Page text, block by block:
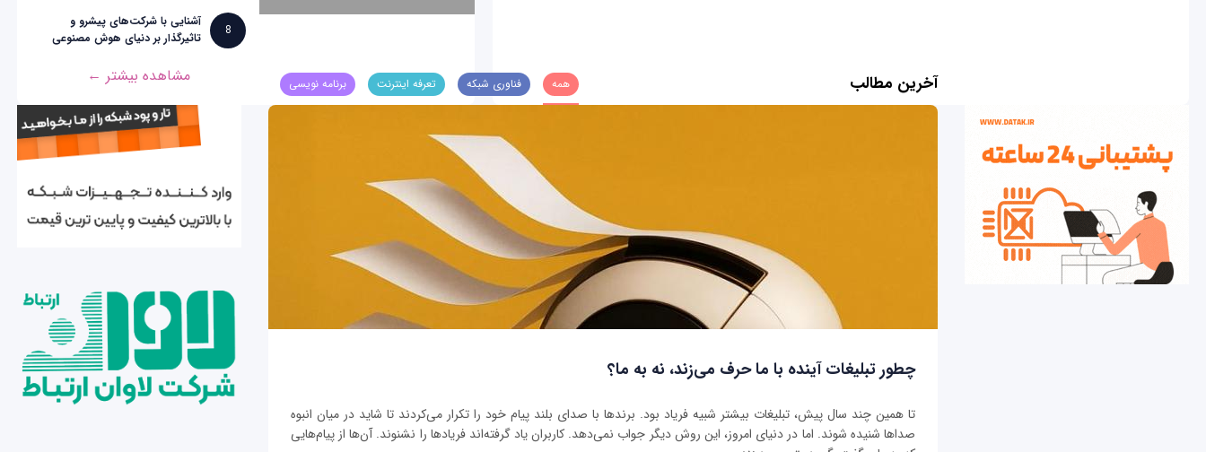
8
آشنایی با شرکت‌های پیشرو و
تاثیرگذار بر دنیای هوش مصنوعی
مشاهده بیشتر ← آخرین مطالب همه فناوری شبکه تعرفه اینترنت برنامه نویسی
چطور تبلیغات آینده با ما حرف می‌زند، نه به ما؟
تا همین چند سال پیش، تبلیغات بیشتر شبیه فریاد بود. برندها با صدای بلند پیام خود را تکرار می‌کردند تا شاید در میان انبوه
صداها شنیده شوند. اما در دنیای امروز، این روش دیگر جواب نمی‌دهد. کاربران یاد گرفته‌اند فریادها را نشنوند. آن‌ها از پیام‌هایی